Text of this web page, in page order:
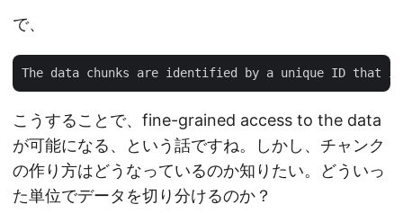
で、
こうすることで、fine-grained access to the data
が可能になる、という話ですね。しかし、チャンク
の作り方はどうなっているのか知りたい。どういっ
た単位でデータを切り分けるのか？